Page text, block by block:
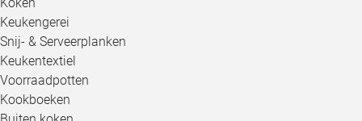
Keukengerei
Snij- & Serveerplanken
Keukentextiel
Voorraadpotten
Kookboeken